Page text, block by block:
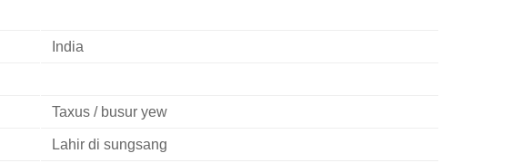
India
Taxus / busur yew
Lahir di sungsang